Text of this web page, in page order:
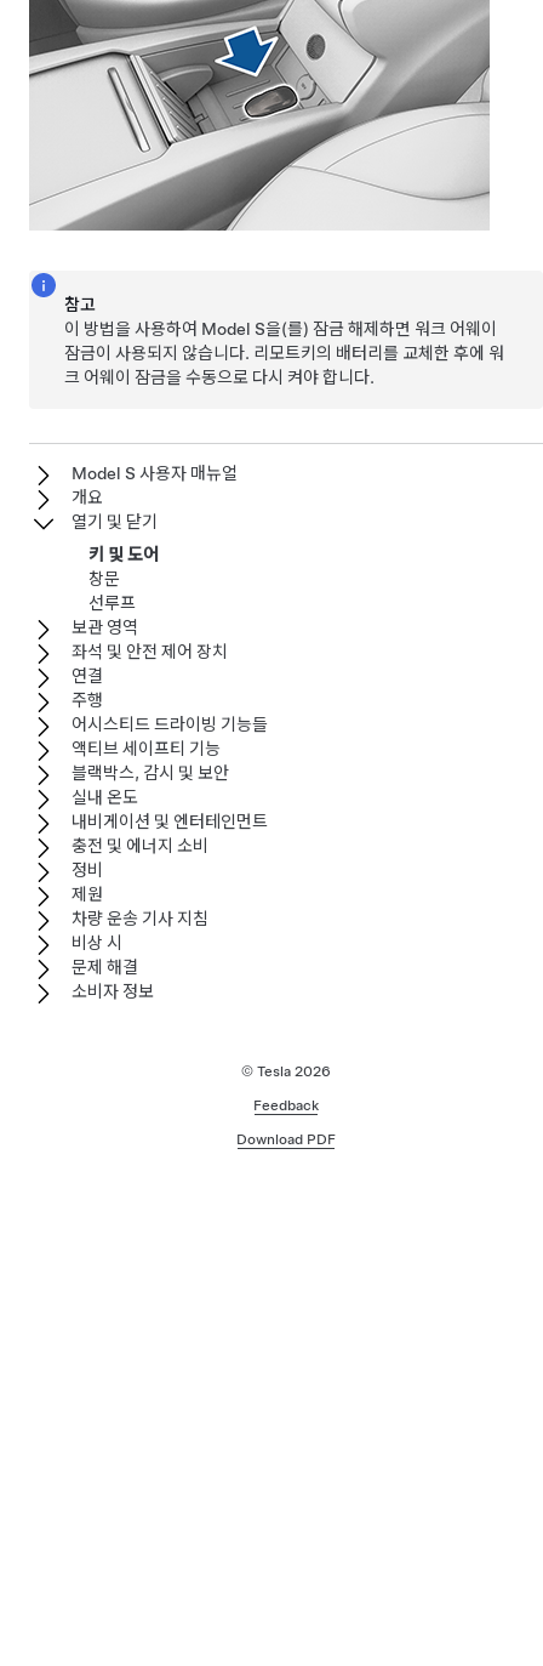
참고
이 방법을 사용하여 Model S을(를) 잠금 해제하면 워크 어웨이
잠금이 사용되지 않습니다. 리모트키의 배터리를 교체한 후에 워
크 어웨이 잠금을 수동으로 다시 켜야 합니다.
Model S 사용자 매뉴얼
개요
열기 및 닫기
키 및 도어
창문
선루프
보관 영역
좌석 및 안전 제어 장치
연결
주행
어시스티드 드라이빙 기능들
액티브 세이프티 기능
블랙박스, 감시 및 보안
실내 온도
내비게이션 및 엔터테인먼트
충전 및 에너지 소비
정비
제원
차량 운송 기사 지침
비상 시
문제 해결
소비자 정보
© Tesla 2026
Feedback
Download PDF